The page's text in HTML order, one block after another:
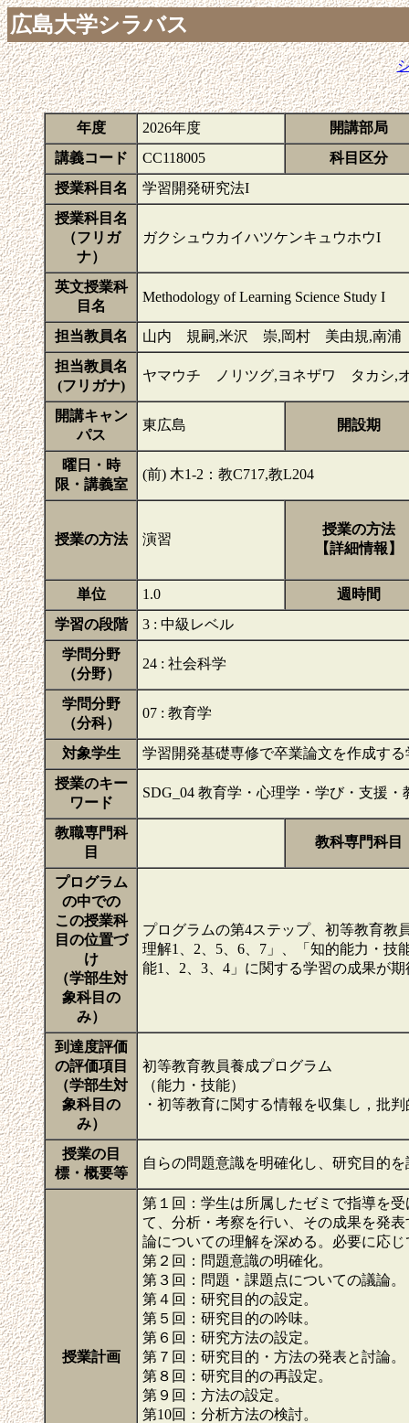
広島大学シラバス
年度 2026年度
開講部局
講義コード
CC118005
科目区分
授業科目名
学習開発研究法I
授業科目名
（フリガ
ナ）
ガクシュウカイハツケンキュウホウI
英文授業科
目名
Methodology of Learning Science Study I
担当教員名
山内 規嗣,米沢 崇,岡村 美由規,南
担当教員名
(フリガナ)
ヤマウチ ノリツグ,ヨネザワ タカシ,
開講キャン
パス
東広島 開設期
曜日・時
限・講義室
(前) 木1-2：教C717,教L204
授業の方法 演習
授業の方法
【詳細情報】
単位 1.0
週時間
学習の段階
3 : 中級レベル
学問分野
（分野）
24 : 社会科学
学問分野
（分科）
07 : 教育学
対象学生
学習開発基礎専修で卒業論文を作成する
授業のキー
ワード
SDG_04 教育学・心理学・学び・支援
教職専門科
目
教科専門科目
プログラム
の中での
この授業科
目の位置づ
け
（学部生対
象科目の
み）
プログラムの第4ステップ、初等教育教
理解1、2、5、6、7」、「知的能力・技
能1、2、3、4」に関する学習の成果が
到達度評価
の評価項目
（学部生対
象科目の
み）
初等教育教員養成プログラム
（能力・技能）
・初等教育に関する情報を収集し，批
授業の目
標・概要等
自らの問題意識を明確化し、研究目的
授業計画
第１回：学生は所属したゼミで指導を
て、分析・考察を行い、その成果を発
論についての理解を深める。必要に応
第２回：問題意識の明確化。
第３回：問題・課題点についての議論。
第４回：研究目的の設定。
第５回：研究目的の吟味。
第６回：研究方法の設定。
第７回：研究目的・方法の発表と討論。
第８回：研究目的の再設定。
第９回：方法の設定。
第10回：分析方法の検討。